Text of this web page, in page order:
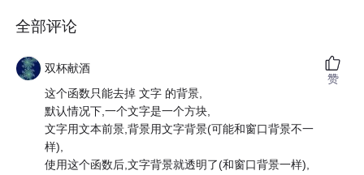
全部评论
双杯献酒
这个函数只能去掉 文字 的背景,
默认情况下,一个文字是一个方块,
文字用文本前景,背景用文字背景(可能和窗口背景不一
样),
使用这个函数后,文字背景就透明了(和窗口背景一样),
赞